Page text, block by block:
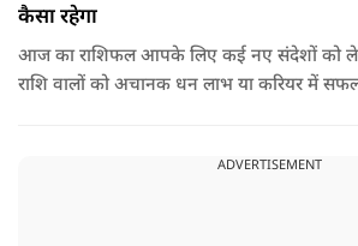
कैसा रहेगा
आज का राशिफल आपके लिए कई नए संदेशों को
राशि वालों को अचानक धन लाभ या करियर में
ADVERTISEMENT